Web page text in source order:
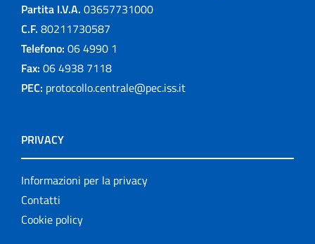
Partita I.V.A. 03657731000
C.F. 80211730587
Telefono: 06 4990 1
Fax: 06 4938 7118
PEC: protocollo.centrale@pec.iss.it
PRIVACY
Informazioni per la privacy
Contatti
Cookie policy